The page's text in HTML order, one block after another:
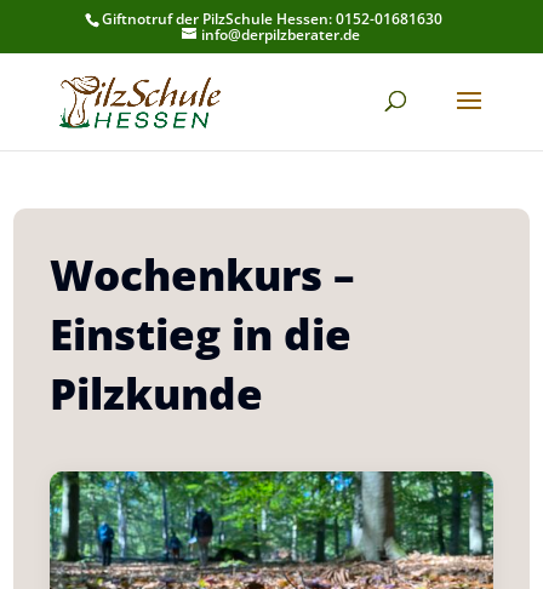
Giftnotruf der PilzSchule Hessen: 0152-01681630
info@derpilzberater.de
Wochenkurs –
Einstieg in die
Pilzkunde